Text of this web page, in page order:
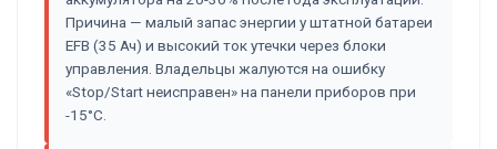
Причина — малый запас энергии у штатной батареи
EFB (35 Ач) и высокий ток утечки через блоки
управления. Владельцы жалуются на ошибку
«Stop/Start неисправен» на панели приборов при
-15°C.